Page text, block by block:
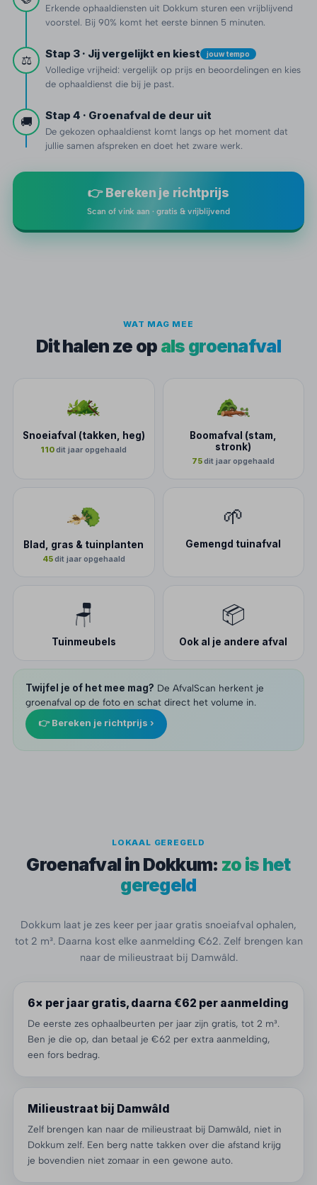
Erkende ophaaldiensten uit Dokkum sturen een vrijblijvend
voorstel. Bij 90% komt het eerste binnen 5 minuten.
⚖️ Stap 3 · Jij vergelijkt en kiest jouw tempo
Volledige vrijheid: vergelijk op prijs en beoordelingen en kies
de ophaaldienst die bij je past.
🚚 Stap 4 · Groenafval de deur uit
De gekozen ophaaldienst komt langs op het moment dat
jullie samen afspreken en doet het zware werk.
👉 Bereken je richtprijs
Scan of vink aan · gratis & vrijblijvend
WAT MAG MEE
Dit halen ze op als groenafval
Snoeiafval (takken, heg)
110dit jaar opgehaald
Boomafval (stam,
stronk)
75dit jaar opgehaald
Blad, gras & tuinplanten
45dit jaar opgehaald
🌱
Gemengd tuinafval
🪑
Tuinmeubels
📦
Ook al je andere afval
Twijfel je of het mee mag? De AfvalScan herkent je
groenafval op de foto en schat direct het volume in.
👉 Bereken je richtprijs ›
LOKAAL GEREGELD
Groenafval in Dokkum: zo is het
geregeld
Dokkum laat je zes keer per jaar gratis snoeiafval ophalen,
tot 2 m³. Daarna kost elke aanmelding €62. Zelf brengen kan
naar de milieustraat bij Damwâld.
6× per jaar gratis, daarna €62 per aanmelding
De eerste zes ophaalbeurten per jaar zijn gratis, tot 2 m³.
Ben je die op, dan betaal je €62 per extra aanmelding,
een fors bedrag.
Milieustraat bij Damwâld
Zelf brengen kan naar de milieustraat bij Damwâld, niet in
Dokkum zelf. Een berg natte takken over die afstand krijg
je bovendien niet zomaar in een gewone auto.